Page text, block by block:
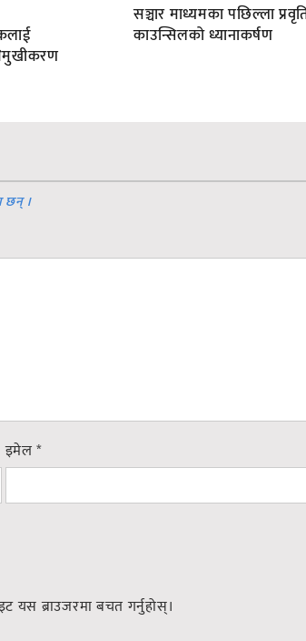
सञ्चार माध्यमका पछिल्ला
काउन्सिलको ध्यानाकर्षण
छन् ।
इमेल*
यस ब्राउजरमा बचत गर्नुहोस्।